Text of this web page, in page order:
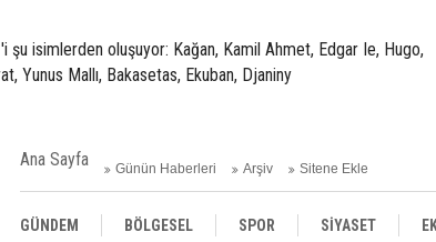
şu isimlerden oluşuyor: Kağan, Kamil Ahmet, Edgar Ie, Hugo,
Yunus Mallı, Bakasetas, Ekuban, Djaniny
Ana Sayfa Günün Haberleri Arşiv Sitene Ekle
GÜNDEM BÖLGESEL SPOR SİYASET